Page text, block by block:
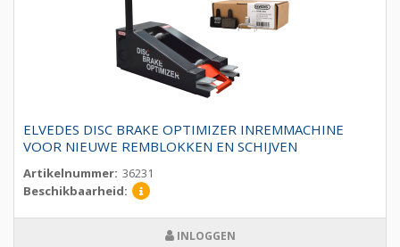
ELVEDES DISC BRAKE OPTIMIZER INREMMACHINE
VOOR NIEUWE REMBLOKKEN EN SCHIJVEN
Artikelnummer: 36231
Beschikbaarheid:
INLOGGEN